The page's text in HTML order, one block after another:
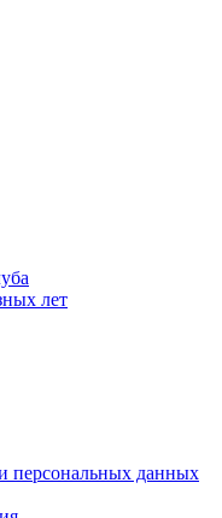
лет
персональных данных